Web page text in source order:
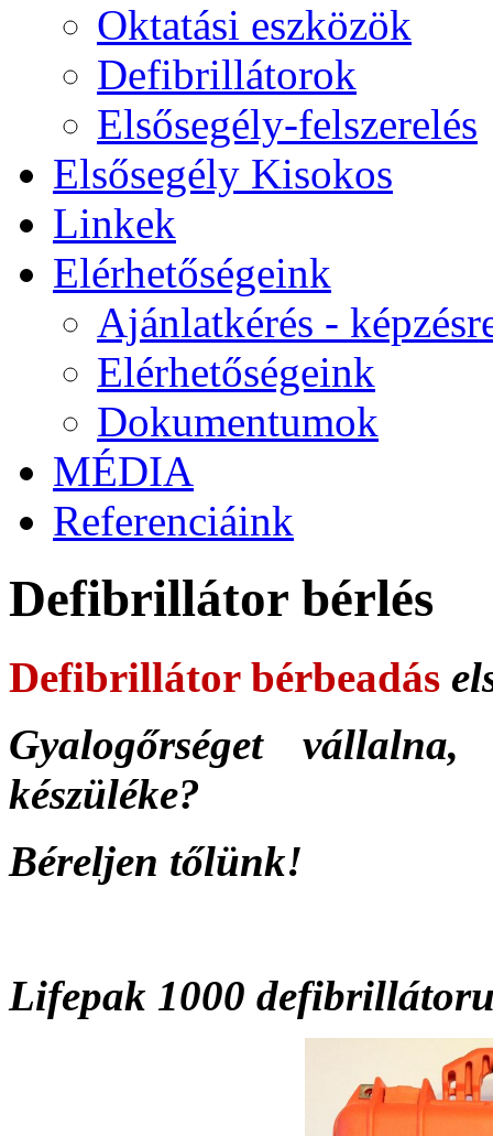
Oktatási eszközök
Defibrillátorok
Elsősegély-felszerelés
Elsősegély Kisokos
Linkek
Elérhetőségeink
Ajánlatkérés -
Elérhetőségeink
Dokumentumok
MÉDIA
Referenciáink
Defibrillátor bérlés
Defibrillátor bérbeadás
Gyalogőrséget
készüléke?
Béreljen tőlünk!
Lifepak 1000